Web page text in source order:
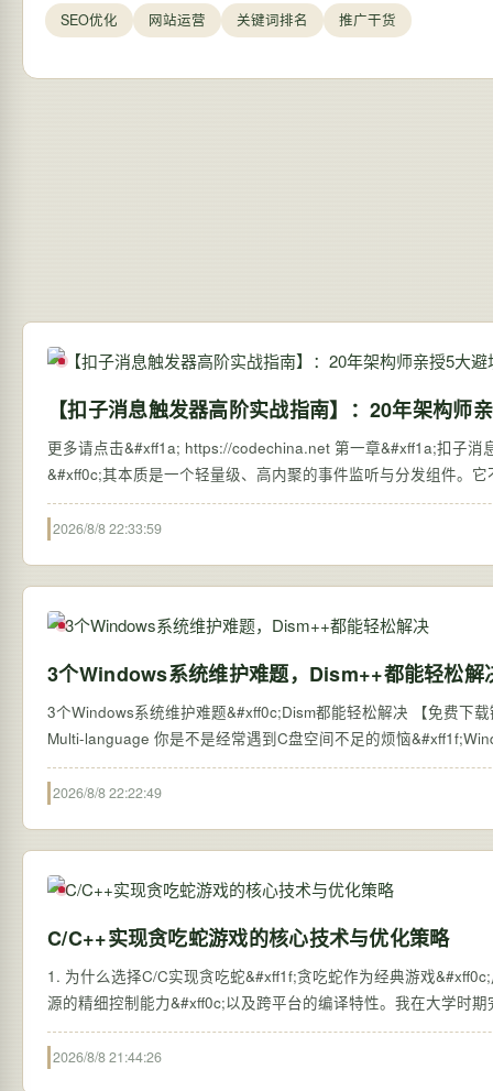
SEO优化 网站运营 关键词排名 推广干货
【扣子消息触发器高阶实战指南】：20年架构师
更多请点击&#xff1a; https://codechina.net 第一章&#xff1a;扣子消息触发器的核心原理与架构定位 扣子&#xff08;Coze&#xff09;平台中的消息触发器是连接 Bot 行为与外部事件的关键枢纽
&#xff0c;其本质是一个轻量级、高内聚的事件监听与分发组件。
2026/8/8 22:33:59
3个Windows系统维护难题，Dism++都能轻松解
3个Windows系统维护难题&#xff0c;Dism都能轻松解决 【免费下载链接】Dism-Multi-
Multi-language 你是不是经常遇到C盘空间不足的烦恼
2026/8/8 22:22:49
C/C++实现贪吃蛇游戏的核心技术与优化策略
1. 为什么选择C/C实现贪吃蛇&#xff1f;贪吃蛇作为经典游戏
源的精细控制能力&#xff0c;以及跨平台的编译特性。我在大学时
2026/8/8 21:44:26